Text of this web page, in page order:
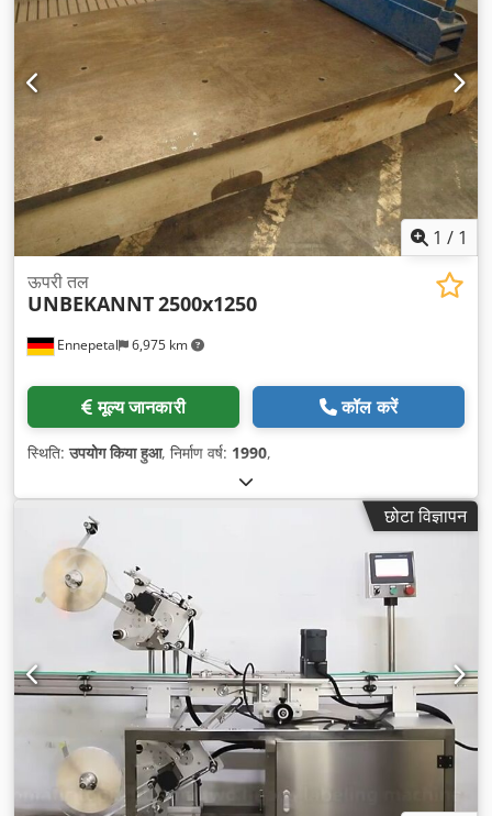
1 / 1
Ennepetal 6,975 km
ऊपरी तल
UNBEKANNT2500x1250
मूल्य जानकारी कॉल करें
स्थिति:उपयोग किया हुआ, निर्माण वर्ष: 1990,
छोटा विज्ञापन